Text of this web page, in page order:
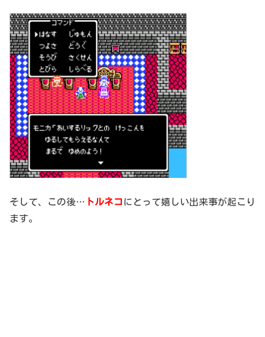
そして、この後… トルネコ にとって嬉しい出来事が起こり
ます。